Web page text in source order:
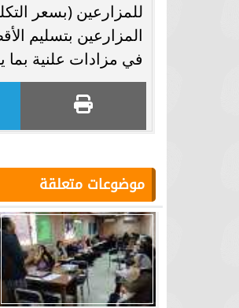
للمزارعين (بسعر
المزارعين بتسليم
في مزادات علنية
موضوعات متعلقة